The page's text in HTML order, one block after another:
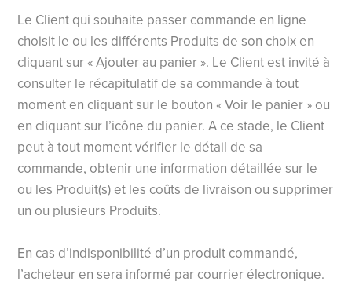
Le Client qui souhaite passer commande en ligne
choisit le ou les différents Produits de son choix en
cliquant sur « Ajouter au panier ». Le Client est invité à
consulter le récapitulatif de sa commande à tout
moment en cliquant sur le bouton « Voir le panier » ou
en cliquant sur l’icône du panier. A ce stade, le Client
peut à tout moment vérifier le détail de sa
commande, obtenir une information détaillée sur le
ou les Produit(s) et les coûts de livraison ou supprimer
un ou plusieurs Produits.
En cas d’indisponibilité d’un produit commandé,
l’acheteur en sera informé par courrier électronique.